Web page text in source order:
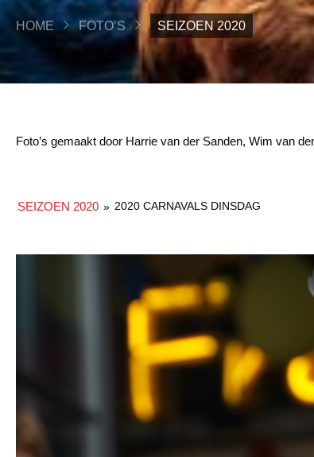
HOME FOTO’S SEIZOEN 2020
Foto’s gemaakt door Harrie van der Sanden, Wim van
SEIZOEN 2020 » 2020 CARNAVALS DINSDAG